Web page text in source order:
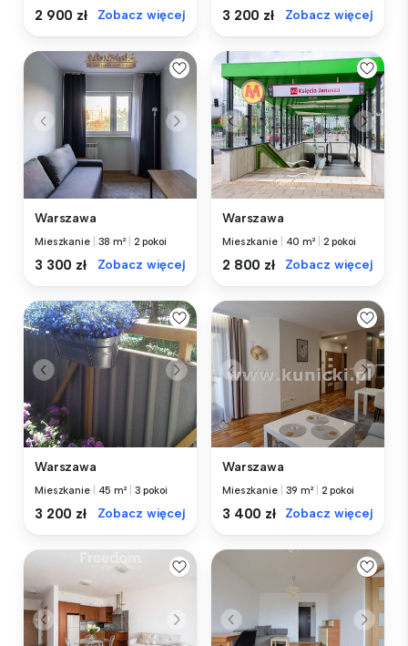
2 900 zł Zobacz więcej 3 200 zł Zobacz więcej
Warszawa
Mieszkanie 38 m² 2 pokoi
3 300 zł Zobacz więcej
Warszawa
Mieszkanie 40 m² 2 pokoi
2 800 zł Zobacz więcej
Warszawa
Mieszkanie 45 m² 3 pokoi
3 200 zł Zobacz więcej
Warszawa
Mieszkanie 39 m² 2 pokoi
3 400 zł Zobacz więcej